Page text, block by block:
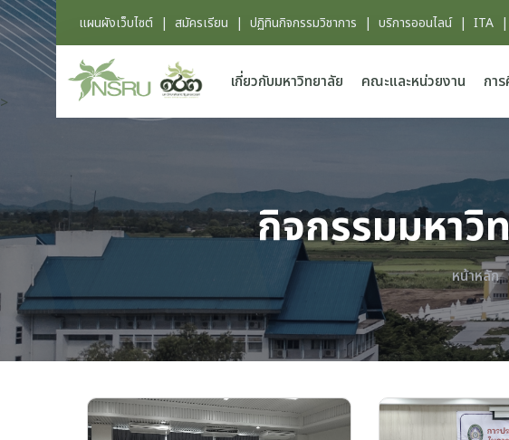
แผนผังเว็บไซต์ | สมัครเรียน | ปฏิทินกิจกรรมวิชาการ | บริการออนไลน์| ITA |
เกี่ยวกับมหาวิทยาลัย คณะและหน่วยงาน กา
>
กิจกรรมมหาวิ
หน้าหลัก